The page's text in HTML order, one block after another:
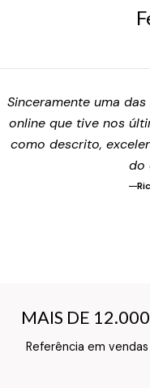
Sinceramente uma
online que tive nos
como descrito,
do
MAIS DE
Referência em
MAIS DE
Texto do